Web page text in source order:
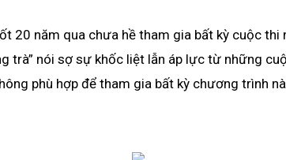
20 năm qua chưa hề tham gia bất kỳ cuộc thi
trà” nói sợ sự khốc liệt lẫn áp lực từ những
phù hợp để tham gia bất kỳ chương trình